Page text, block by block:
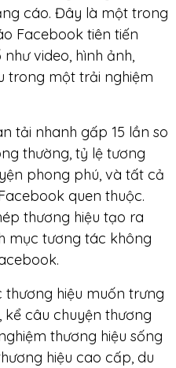
cáo. Đây là một trong
Facebook tiên tiến
video, hình ảnh,
trong một trải nghiệm
tải nhanh gấp 15 lần so
thường, tỷ lệ tương
phong phú, và tất cả
quen thuộc.
thương hiệu tạo ra
mục tương tác không
hiệu muốn trưng
câu chuyện thương
thương hiệu sống
hiệu cao cấp, du